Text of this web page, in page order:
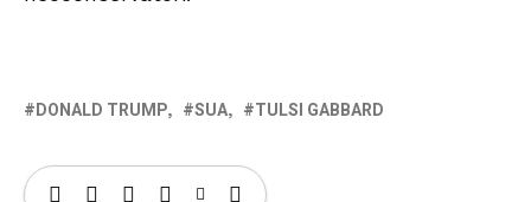
DONALD TRUMP SUA TULSI GABBARD